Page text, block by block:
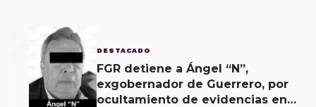
DESTACADO
FGR detiene a Ángel “N”,
exgobernador de Guerrero, por
ocultamiento de evidencias en